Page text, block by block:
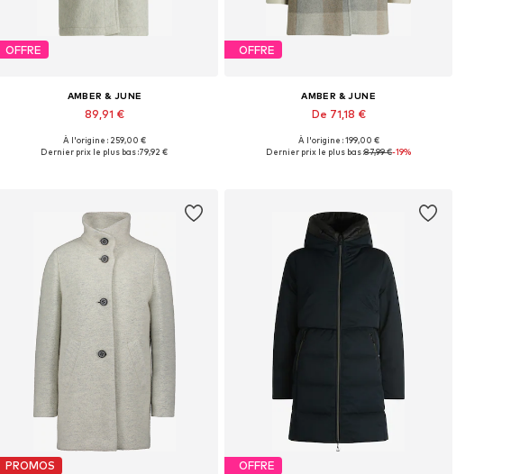
OFFRE
AMBER & JUNE
89,91 €
Disponible en plusieurs tailles
À l'origine : 259,00 €
Dernier prix le plus bas :79,92 €
OFFRE
AMBER & JUNE
De 71,18 €
Disponible en plusieurs tailles
À l'origine : 199,00 €
Dernier prix le plus bas :87,99 €-19%
PROMOS OFFRE